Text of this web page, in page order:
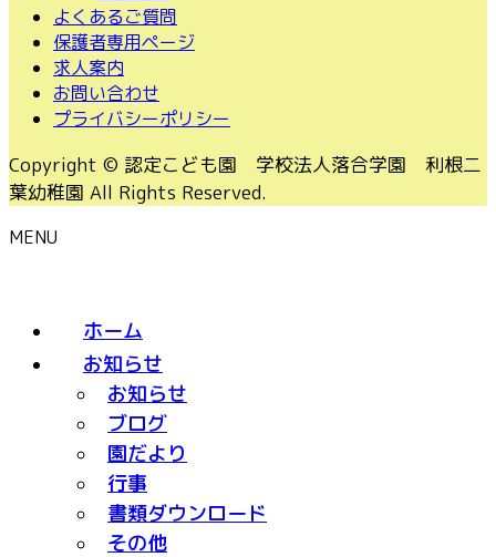
よくあるご質問
保護者専用ページ
求人案内
お問い合わせ
プライバシーポリシー
Copyright © 認定こども園 学校法人落合学園 利根二
葉幼稚園 All Rights Reserved.
MENU
ホーム
お知らせ
お知らせ
ブログ
園だより
行事
書類ダウンロード
その他